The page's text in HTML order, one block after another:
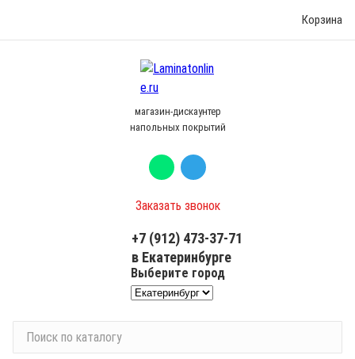
Корзина
магазин-дискаунтер
напольных покрытий
Заказать звонок
+7 (912) 473-37-71
в Екатеринбурге
Выберите город